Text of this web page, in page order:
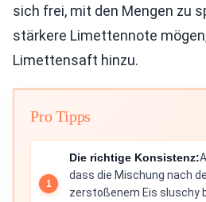
sich frei, mit den Mengen zu
stärkere Limettennote
Limettensaft hinzu.
Pro Tipps
Die richtige Konsistenz:
dass die Mischung nach
zerstoßenem Eis sluschy